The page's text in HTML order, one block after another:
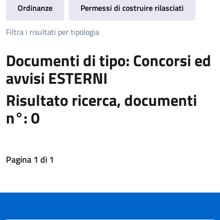
Ordinanze Permessi di costruire rilasciati
Filtra i risultati per tipologia
Documenti di tipo: Concorsi ed
avvisi ESTERNI
Risultato ricerca, documenti
n°: 0
Pagina1 di1